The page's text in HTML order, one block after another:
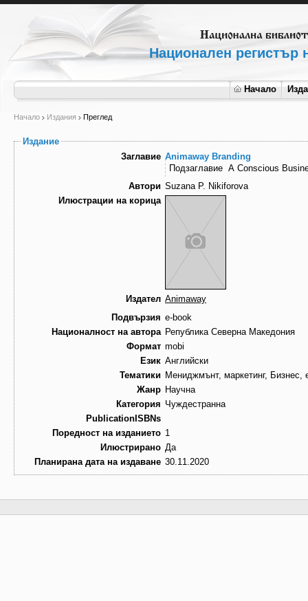
Национален регистър
Начало
Начало Издания Преглед
Издание
Заглавие Animaway Branding
Подзаглавие A Conscious
Автори Suzana P. Nikiforova
Илюстрации на корица
Издател Animaway
Подвързия e-book
Националност на автора Република Северна Македония
Формат mobi
Език Английски
Тематики Мениджмънт, маркетинг, Бизнес,
Жанр Научна
Категория Чуждестранна
PublicationISBNs
Поредност на изданието 1
Илюстрирано Да
Планирана дата на издаване 30.11.2020